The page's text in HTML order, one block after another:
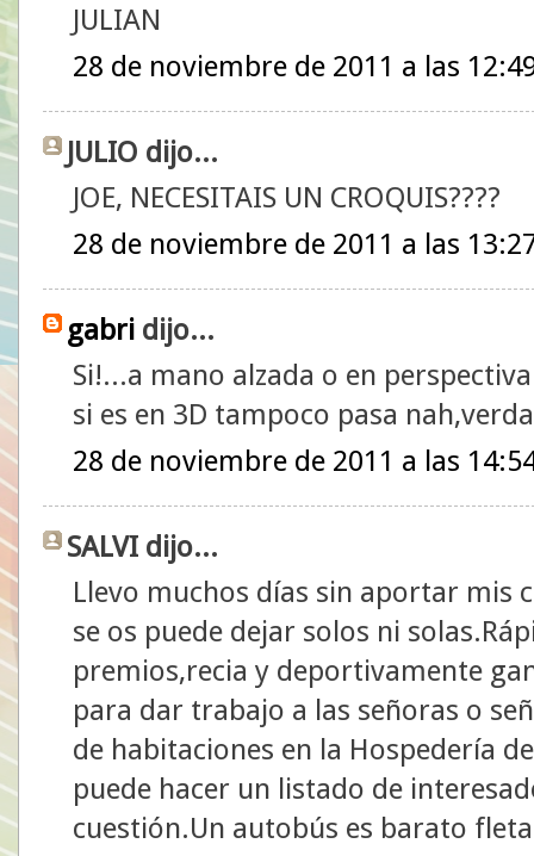
JULIAN
28 de noviembre de 2011 a las
JULIO dijo...
JOE, NECESITAIS UN CROQUIS????
28 de noviembre de 2011 a las
gabri dijo...
Si!...a mano alzada o en
si es en 3D tampoco pasa
28 de noviembre de 2011 a las
SALVI dijo...
Llevo muchos días sin aportar mis
se os puede dejar solos ni
premios,recia y deportivamente
para dar trabajo a las señoras o
de habitaciones en la Hospedería
puede hacer un listado de
cuestión.Un autobús es barato